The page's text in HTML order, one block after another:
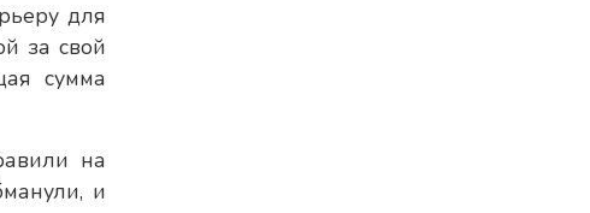
для
за свой
сумма
на
и